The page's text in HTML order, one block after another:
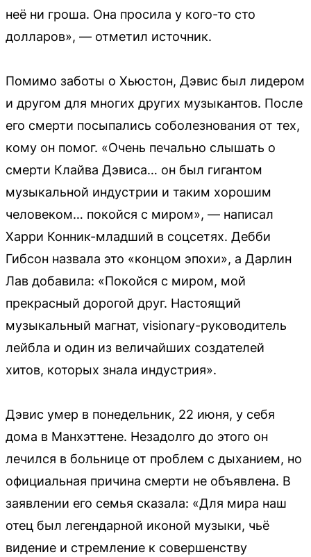
неё ни гроша. Она просила у кого-то сто
долларов», — отметил источник.
Помимо заботы о Хьюстон, Дэвис был лидером
и другом для многих других музыкантов. После
его смерти посыпались соболезнования от тех,
кому он помог. «Очень печально слышать о
смерти Клайва Дэвиса… он был гигантом
музыкальной индустрии и таким хорошим
человеком… покойся с миром», — написал
Харри Конник-младший в соцсетях. Дебби
Гибсон назвала это «концом эпохи», а Дарлин
Лав добавила: «Покойся с миром, мой
прекрасный дорогой друг. Настоящий
музыкальный магнат, visionary-руководитель
лейбла и один из величайших создателей
хитов, которых знала индустрия».
Дэвис умер в понедельник, 22 июня, у себя
дома в Манхэттене. Незадолго до этого он
лечился в больнице от проблем с дыханием, но
официальная причина смерти не объявлена. В
заявлении его семья сказала: «Для мира наш
отец был легендарной иконой музыки, чьё
видение и стремление к совершенству